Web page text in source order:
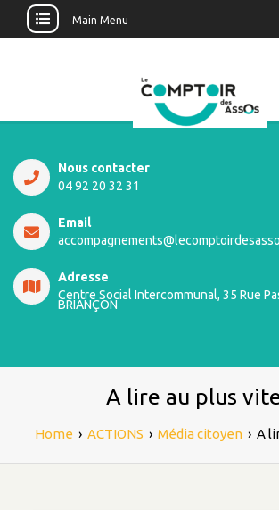
Main Menu
Nous contacter
04 92 20 32 31
Email
Adresse
Centre Social Intercommunal, 35 Rue
BRIANÇON
A lire au plus
Home › ACTIONS › Média citoyen› A